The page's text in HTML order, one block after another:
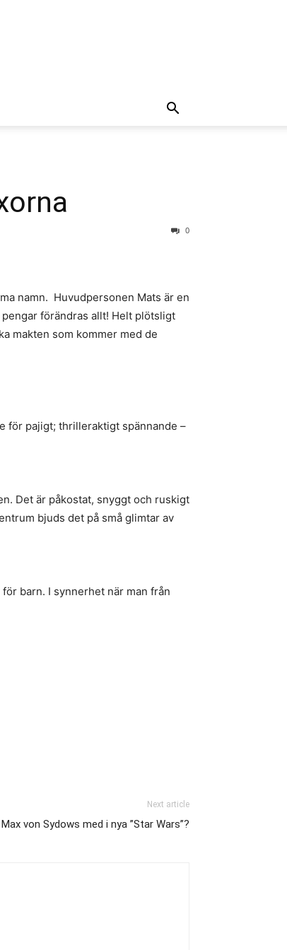
0
namn. Huvudpersonen Mats är en
förändras allt! Helt plötsligt
makten som kommer med de
för pajigt; thrilleraktigt spännande –
Det är påkostat, snyggt och ruskigt
bjuds det på små glimtar av
barn. I synnerhet när man från
Next article
Max von Sydows med i nya ”Star Wars”?